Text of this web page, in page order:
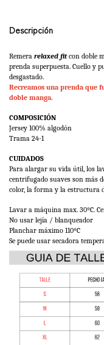
Descripción
Remera relaxed fit con doble
prenda superpuesta. Cuello y
desgastado.
Recreamos una prenda que
doble manga.
COMPOSICIÓN
Jersey 100% algodón
Trama 24-1
CUIDADOS
Para alargar su vida útil, los
centrifugado suaves son más
color, la forma y la estructura
Lavar a máquina max. 30ºC.
No usar lejía / blanqueador
Planchar máximo 110ºC
Se puede usar secadora